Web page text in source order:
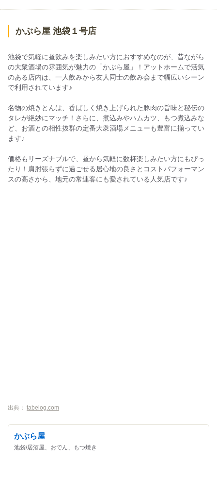
かぶら屋 池袋１号店
池袋で気軽に昼飲みを楽しみたい方におすすめなのが、昔ながら
の大衆酒場の雰囲気が魅力の「かぶら屋」！アットホームで活気
のある店内は、一人飲みから友人同士の飲み会まで幅広いシーン
で利用されています♪
名物の焼きとんは、香ばしく焼き上げられた豚肉の旨味と秘伝の
タレが絶妙にマッチ！さらに、煮込みやハムカツ、もつ煮込みな
ど、お酒との相性抜群の定番大衆酒場メニューも豊富に揃ってい
ます♪
価格もリーズナブルで、昼から気軽に数杯楽しみたい方にもぴっ
たり！肩肘張らずに過ごせる居心地の良さとコストパフォーマン
スの高さから、地元の常連客にも愛されている人気店です♪
出典： tabelog.com
かぶら屋
池袋/居酒屋、おでん、もつ焼き